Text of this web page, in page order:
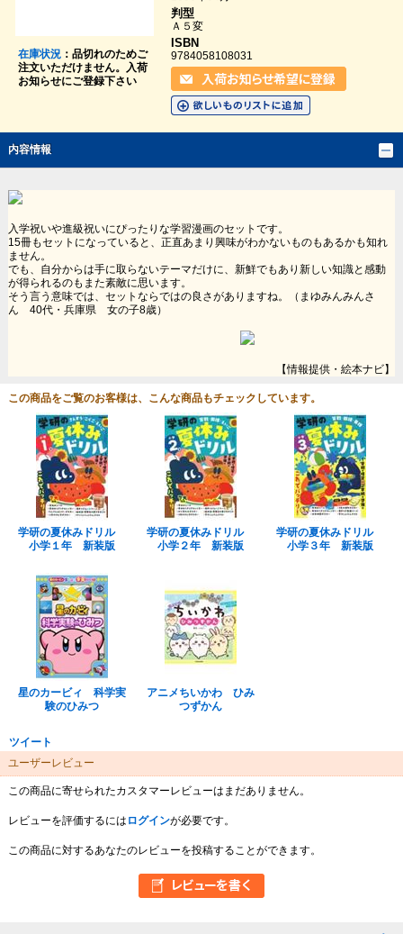
在庫状況：品切れのためご
注文いただけません。入荷
お知らせにご登録下さい
判型
Ａ５変
ISBN
9784058108031
内容情報
入学祝いや進級祝いにぴったりな学習漫画のセットです。
15冊もセットになっていると、正直あまり興味がわかないものもあるかも知れ
ません。
でも、自分からは手に取らないテーマだけに、新鮮でもあり新しい知識と感動
が得られるのもまた素敵に思います。
そう言う意味では、セットならではの良さがありますね。（まゆみんみんさ
ん 40代・兵庫県 女の子8歳）
【情報提供・絵本ナビ】
この商品をご覧のお客様は、こんな商品もチェックしています。
学研の夏休みドリル
小学１年 新装版
学研の夏休みドリル
小学２年 新装版
学研の夏休みドリル
小学３年 新装版
星のカービィ 科学実
験のひみつ
アニメちいかわ ひみ
つずかん
ツイート
ユーザーレビュー
この商品に寄せられたカスタマーレビューはまだありません。
レビューを評価するには ログインが必要です。
この商品に対するあなたのレビューを投稿することができます。